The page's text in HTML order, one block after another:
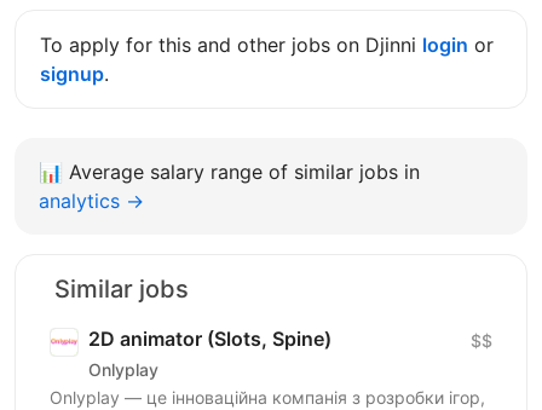
To apply for this and other jobs on Djinni login or
signup.
📊 Average salary range of similar jobs in
analytics →
Similar jobs
2D animator (Slots, Spine)
Onlyplay
$$
Onlyplay — це інноваційна компанія з розробки ігор,